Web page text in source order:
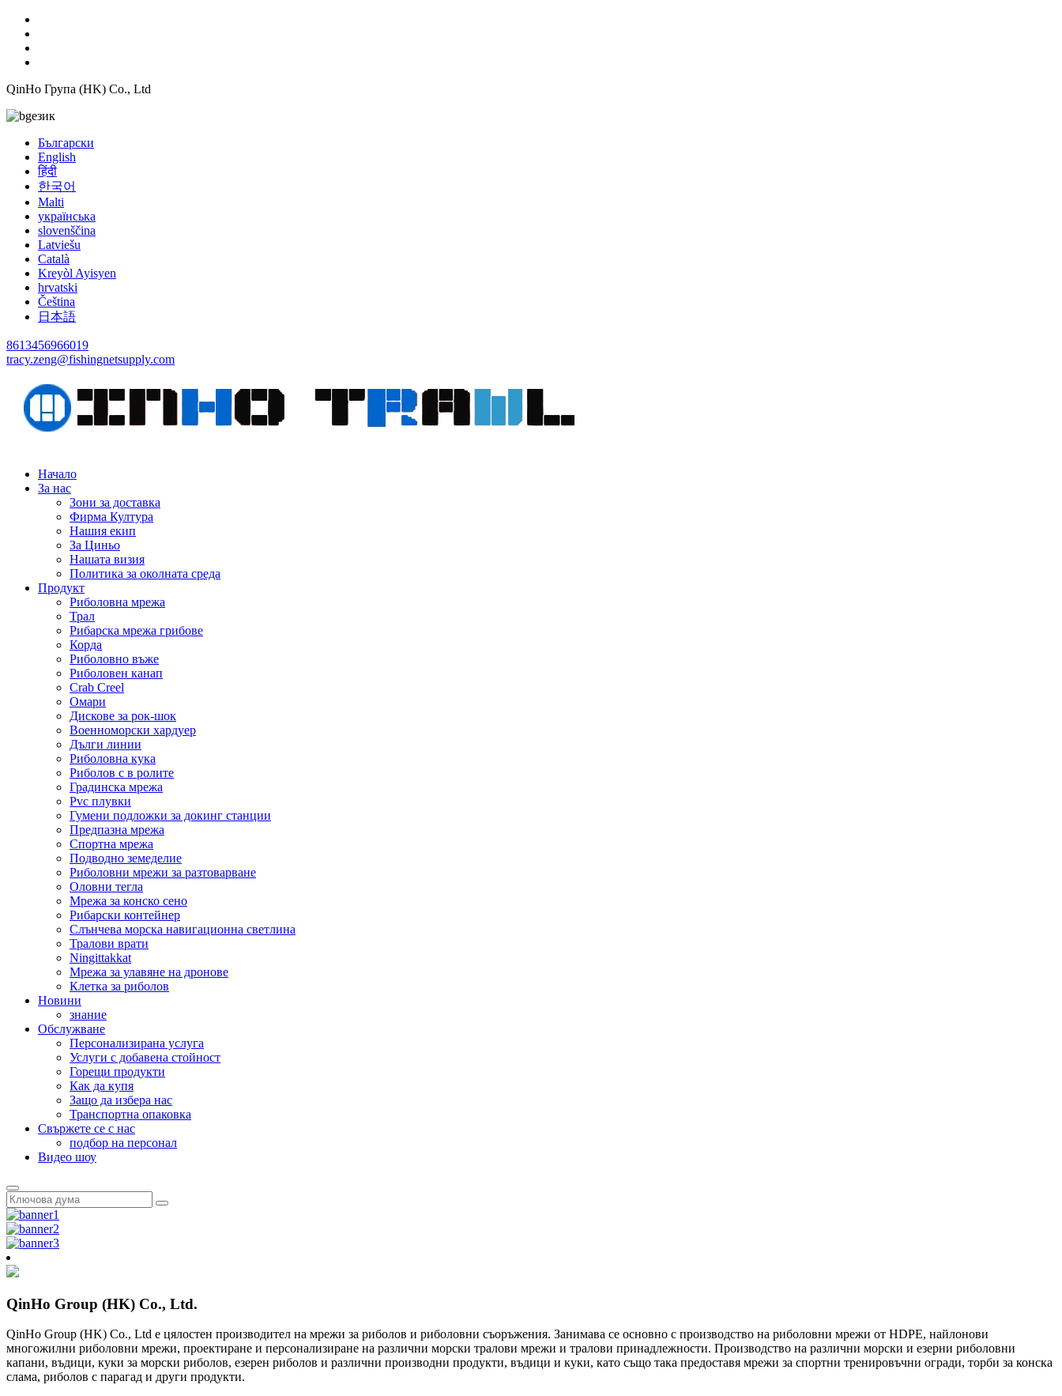
QinHo Група (HK) Co., Ltd
език
Български
English
हिंदी
한국어
Malti
українська
slovenščina
Latviešu
Català
Kreyòl Ayisyen
hrvatski
Čeština
日本語
8613456966019
tracy.zeng@fishingnetsupply.com
Начало
За нас
Зони за доставка
Фирма Култура
Нашия екип
За Циньо
Нашата визия
Политика за околната среда
Продукт
Риболовна мрежа
Трал
Рибарска мрежа грибове
Корда
Риболовно въже
Риболовен канап
Crab Creel
Омари
Дискове за рок-шок
Военноморски хардуер
Дълги линии
Риболовна кука
Риболов с в ролите
Градинска мрежа
Pvc плувки
Гумени подложки за докинг станции
Предпазна мрежа
Спортна мрежа
Подводно земеделие
Риболовни мрежи за разтоварване
Оловни тегла
Мрежа за конско сено
Рибарски контейнер
Слънчева морска навигационна светлина
Тралови врати
Ningittakkat
Мрежа за улавяне на дронове
Клетка за риболов
Новини
знание
Обслужване
Персонализирана услуга
Услуги с добавена стойност
Горещи продукти
Как да купя
Защо да избера нас
Транспортна опаковка
Свържете се с нас
подбор на персонал
Видео шоу
QinHo Group (HK) Co., Ltd.
QinHo Group (HK) Co., Ltd е цялостен производител на мрежи за риболов и риболовни съоръжения. Занимава се основно с производство на риболовни мрежи от HDPE, найлонови
многожилни риболовни мрежи, проектиране и персонализиране на различни морски тралови мрежи и тралови принадлежности. Производство на различни морски и езерни риболовни
капани, въдици, куки за морски риболов, езерен риболов и различни производни продукти, въдици и куки, като също така предоставя мрежи за спортни тренировъчни огради, торби за конска
слама, риболов с парагад и други продукти.